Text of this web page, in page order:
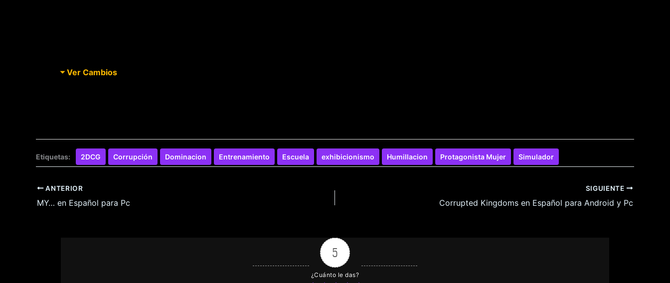
Ver Cambios
Etiquetas: 2DCG Corrupción Dominacion Entrenamiento Escuela exhibicionismo Humillacion Protagonista Mujer Simulador
ANTERIOR
MY… en Español para Pc
SIGUIENTE
Corrupted Kingdoms en Español para Android y Pc
5
¿Cuánto le das?